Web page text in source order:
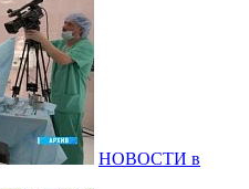
НОВОСТИ в